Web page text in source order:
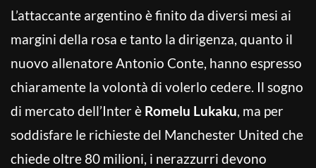
L’attaccante argentino è finito da diversi mesi ai
margini della rosa e tanto la dirigenza, quanto il
nuovo allenatore Antonio Conte, hanno espresso
chiaramente la volontà di volerlo cedere. Il sogno
di mercato dell’Inter è Romelu Lukaku, ma per
soddisfare le richieste del Manchester United che
chiede oltre 80 milioni, i nerazzurri devono